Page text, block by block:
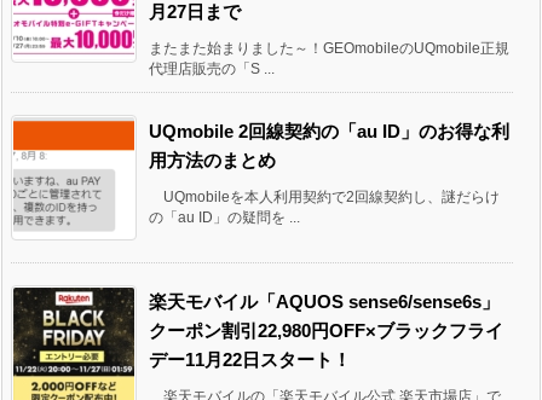
月27日まで
またまた始まりました～！GEOmobileのUQmobile正規
代理店販売の「S ...
UQmobile 2回線契約の「au ID」のお得な利
用方法のまとめ
UQmobileを本人利用契約で2回線契約し、謎だらけ
の「au ID」の疑問を ...
楽天モバイル「AQUOS sense6/sense6s」
クーポン割引22,980円OFF×ブラックフライ
デー11月22日スタート！